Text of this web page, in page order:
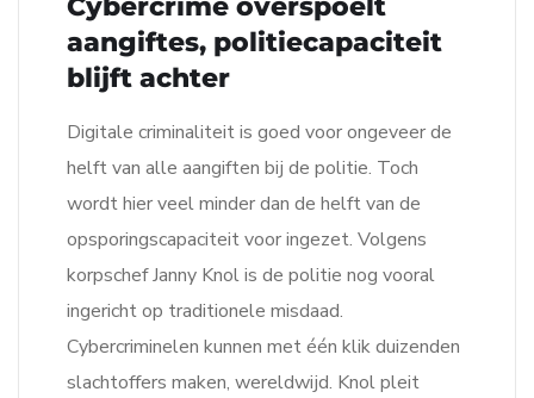
Cybercrime overspoelt
aangiftes, politiecapaciteit
blijft achter
Digitale criminaliteit is goed voor ongeveer de
helft van alle aangiften bij de politie. Toch
wordt hier veel minder dan de helft van de
opsporingscapaciteit voor ingezet. Volgens
korpschef Janny Knol is de politie nog vooral
ingericht op traditionele misdaad.
Cybercriminelen kunnen met één klik duizenden
slachtoffers maken, wereldwijd. Knol pleit